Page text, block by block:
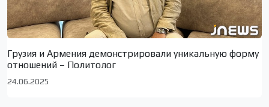
Грузия и Армения демонстрировали уникальную форму
отношений – Политолог
24.06.2025